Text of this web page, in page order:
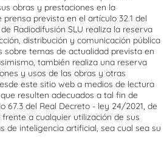
obras y prestaciones en la
prevista en el artículo 32.1 del
Radiodifusión SLU realiza la reserva
distribución y comunicación pública
sobre temas de actualidad prevista en
también realiza una reserva
y usos de las obras y otras
este sitio web a medios de lectura
resulten adecuados a tal fin de
67.3 del Real Decreto - ley 24/2021, de
a cualquier utilización de sus
de inteligencia artificial, sea cual sea su